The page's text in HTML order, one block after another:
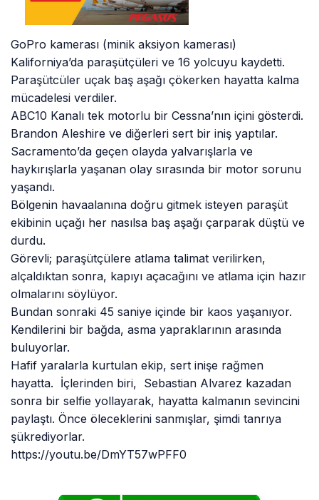
GoPro kamerası (minik aksiyon kamerası)
Kaliforniya’da paraşütçüleri ve 16 yolcuyu kaydetti.
Paraşütcüler uçak baş aşağı çökerken hayatta kalma
mücadelesi verdiler.
ABC10 Kanalı tek motorlu bir Cessna’nın içini gösterdi.
Brandon Aleshire ve diğerleri sert bir iniş yaptılar.
Sacramento’da geçen olayda yalvarışlarla ve
haykırışlarla yaşanan olay sırasında bir motor sorunu
yaşandı.
Bölgenin havaalanına doğru gitmek isteyen paraşüt
ekibinin uçağı her nasılsa baş aşağı çarparak düştü ve
durdu.
Görevli; paraşütçülere atlama talimat verilirken,
alçaldıktan sonra, kapıyı açacağını ve atlama için hazır
olmalarını söylüyor.
Bundan sonraki 45 saniye içinde bir kaos yaşanıyor.
Kendilerini bir bağda, asma yapraklarının arasında
buluyorlar.
Hafif yaralarla kurtulan ekip, sert inişe rağmen
hayatta. İçlerinden biri, Sebastian Alvarez kazadan
sonra bir selfie yollayarak, hayatta kalmanın sevincini
paylaştı. Önce öleceklerini sanmışlar, şimdi tanrıya
şükrediyorlar.
https://youtu.be/DmYT57wPFF0